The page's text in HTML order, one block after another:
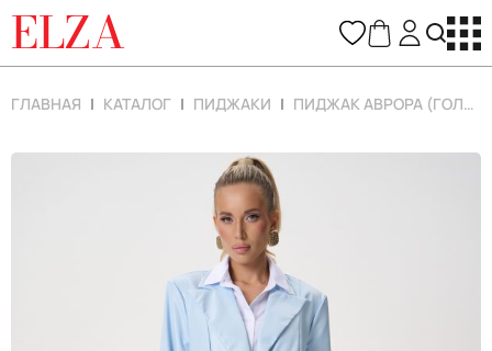
ELZA
ГЛАВНАЯ КАТАЛОГ ПИДЖАКИ ПИДЖАК АВРОРА (ГОЛУБОЙ)